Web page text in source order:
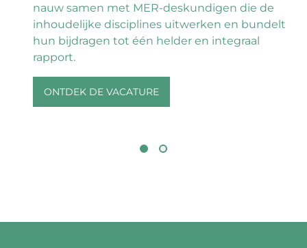
nauw samen met MER-deskundigen die de
inhoudelijke disciplines uitwerken en bundelt
hun bijdragen tot één helder en integraal
rapport.
ONTDEK DE VACATURE